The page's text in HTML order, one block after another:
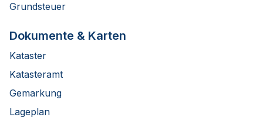
Grundsteuer
Dokumente & Karten
Kataster
Katasteramt
Gemarkung
Lageplan